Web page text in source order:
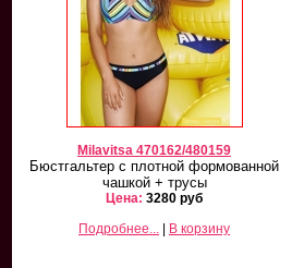
Milavitsa 470162/480159
Бюстгальтер с плотной формованной
чашкой + трусы
Цена: 3280 руб
Подробнее...
В корзину